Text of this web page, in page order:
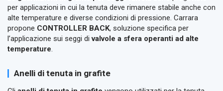
per applicazioni in cui la tenuta deve rimanere stabile anche con
alte temperature e diverse condizioni di pressione. Carrara
propone CONTROLLER BACK, soluzione specifica per
l’applicazione sui seggi divalvole a sfera operanti ad alte
temperature.
Anelli di tenuta in grafite